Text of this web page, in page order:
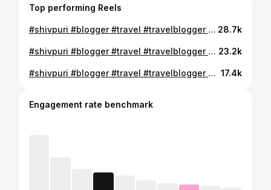
Top performing Reels
#shivpuri #blogger #travel #travelblogger #cityblogger #explore #instagood #viralreels #shivpurimerijaan #shivpurimpindia #cityvibes #unseenshivpuri#news 28.7k
#shivpuri #blogger #travel #travelblogger #cityblogger #explore #instagood #viralreels #shivpurimerijaan #shivpurimpindia #cityvibes #unseenshivpuri#news 23.2k
#shivpuri #blogger #travel #travelblogger #cityblogger #explore #instagood #viralreels #shivpurimerijaan #shivpurimpindia #cityvibes #unseenshivpuri#news 17.4k
Engagement rate benchmark